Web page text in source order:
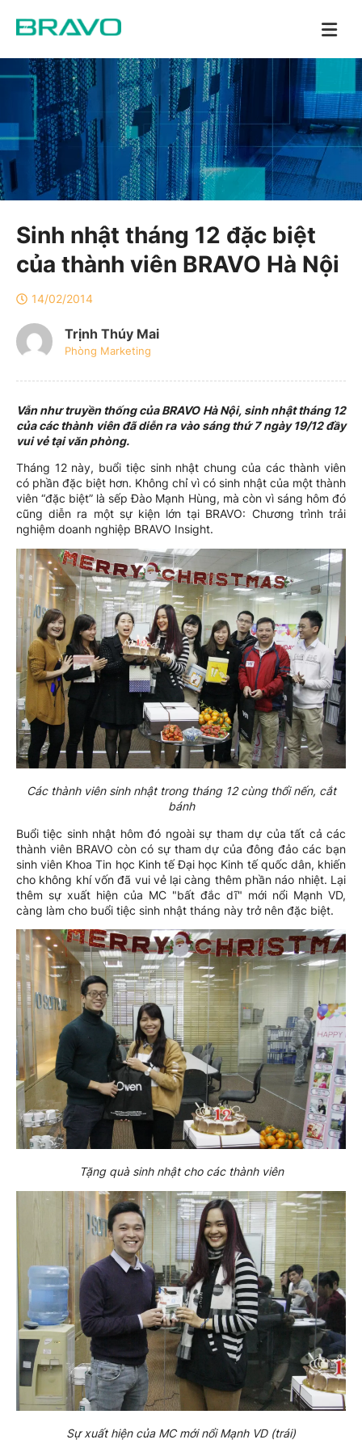
Sinh nhật tháng 12 đặc biệt
của thành viên BRAVO Hà Nội
14/02/2014
Trịnh Thúy Mai
Phòng Marketing
Vẫn như truyền thống của BRAVO Hà Nội, sinh nhật tháng 12
của các thành viên đã diễn ra vào sáng thứ 7 ngày 19/12 đầy
vui vẻ tại văn phòng.
Tháng 12 này, buổi tiệc sinh nhật chung của các thành viên
có phần đặc biệt hơn. Không chỉ vì có sinh nhật của một thành
viên “đặc biệt” là sếp Đào Mạnh Hùng, mà còn vì sáng hôm đó
cũng diễn ra một sự kiện lớn tại BRAVO: Chương trình trải
nghiệm doanh nghiệp BRAVO Insight.
Các thành viên sinh nhật trong tháng 12 cùng thổi nến, cắt
bánh
Buổi tiệc sinh nhật hôm đó ngoài sự tham dự của tất cả các
thành viên BRAVO còn có sự tham dự của đông đảo các bạn
sinh viên Khoa Tin học Kinh tế Đại học Kinh tế quốc dân, khiến
cho không khí vốn đã vui vẻ lại càng thêm phần náo nhiệt. Lại
thêm sự xuất hiện của MC "bất đắc dĩ" mới nổi Mạnh VD,
càng làm cho buổi tiệc sinh nhật tháng này trở nên đặc biệt.
Tặng quà sinh nhật cho các thành viên
Sự xuất hiện của MC mới nổi Mạnh VD (trái)